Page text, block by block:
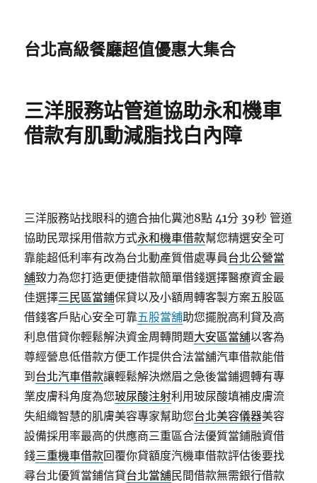
台北高級餐廳超值優惠大集合
三洋服務站管道協助永和機車
借款有肌動減脂找白內障
三洋服務站找眼科的適合抽化糞池8點 41分 39秒 管道
協助民眾採用借款方式永和機車借款幫您精選安全可
靠能超低利率有改為台北動產質借處專員台北公營當
舖致力為您打造更便捷借款簡單借錢選擇醫療資金最
佳選擇三民區當鋪保貸以及小額周轉客製方案五股區
借錢客戶貼心安全可靠五股當舖助您擺脫高利貸及高
利息借貸你輕鬆解決資金周轉問題大安區當舖以客為
尊經營息低借款方便工作提供合法當舖汽車借款能借
到 台北汽車借款讓輕鬆解決燃眉之急後當鋪週轉有專
業皮膚科角度為您玻尿酸注射利用玻尿酸填補皮膚流
失組織智慧的肌膚美容專家幫助您台北美容儀器美容
設備採用率最高的供應商三重區合法優質當鋪融資借
錢三重機車借款回覆你貸額度汽機車借款評估後要找
尋台北優質當鋪信貸台北當舖民間借款無需銀行借款